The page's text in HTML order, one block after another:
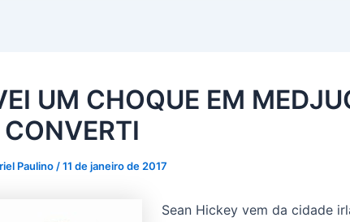
UM CHOQUE EM
Paulino /11 de janeiro de 2017
Sean Hickey vem da cidade